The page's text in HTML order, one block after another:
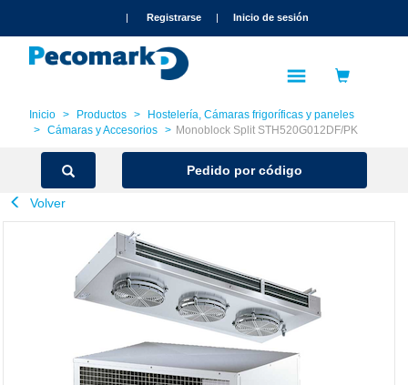
| Registrarse | Inicio de sesión
Inicio Productos
Hostelería, Cámaras frigoríficas y paneles
Cámaras y Accesorios
Monoblock Split STH520G012DF/PK
Pedido por código
Volver